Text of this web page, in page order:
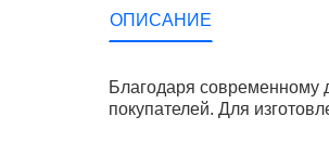
ОПИСАНИЕ
Благодаря современному
покупателей. Для